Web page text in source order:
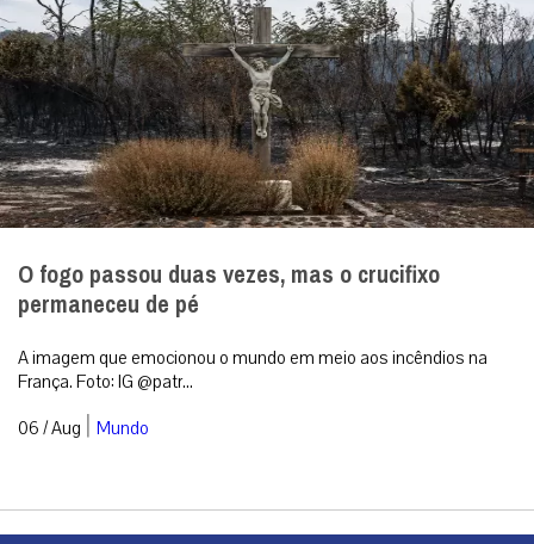
O fogo passou duas vezes, mas o crucifixo
permaneceu de pé
A imagem que emocionou o mundo em meio aos incêndios na
França. Foto: IG @patr...
06 / Aug | Mundo